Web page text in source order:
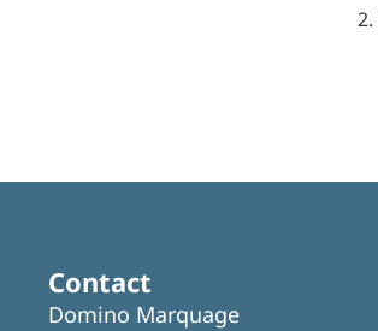
Contact
Domino Marquage